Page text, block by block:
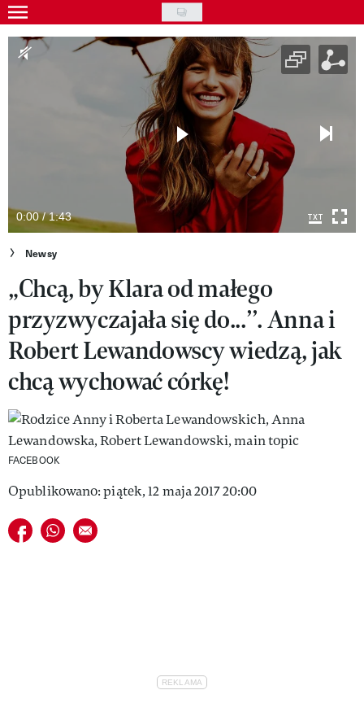
Skip
to
main
Gwiazdy
Kultura
Wideo
Nasze akcje
VIVA!ART
VIVA!MODA
VIVA!LIFESTYLE
VIVA!MAN
VIVA!PEOPLE POWER
VIVA!ITAKA
MAGAZYN VIVA!
0:00 / 1:43
Newsy
„Chcą, by Klara od małego
przyzwyczajała się do...’’. Anna i
Robert Lewandowscy wiedzą, jak
chcą wychować córkę!
FACEBOOK
Opublikowano: piątek, 12 maja 2017 20:00
Udostępnij na facebook
Udostępnij na whatsapp
E-mail do przyjaciela